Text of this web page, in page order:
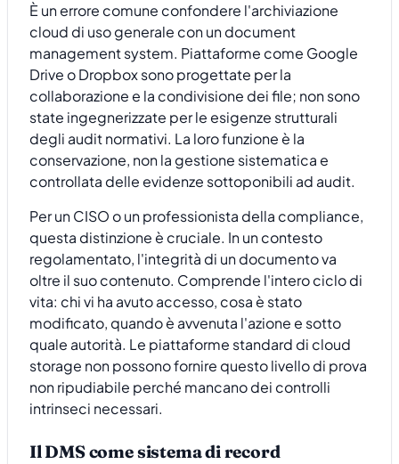
È un errore comune confondere l'archiviazione
cloud di uso generale con un document
management system. Piattaforme come Google
Drive o Dropbox sono progettate per la
collaborazione e la condivisione dei file; non sono
state ingegnerizzate per le esigenze strutturali
degli audit normativi. La loro funzione è la
conservazione, non la gestione sistematica e
controllata delle evidenze sottoponibili ad audit.
Per un CISO o un professionista della compliance,
questa distinzione è cruciale. In un contesto
regolamentato, l'integrità di un documento va
oltre il suo contenuto. Comprende l'intero ciclo di
vita: chi vi ha avuto accesso, cosa è stato
modificato, quando è avvenuta l'azione e sotto
quale autorità. Le piattaforme standard di cloud
storage non possono fornire questo livello di prova
non ripudiabile perché mancano dei controlli
intrinseci necessari.
Il DMS come sistema di record